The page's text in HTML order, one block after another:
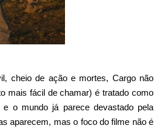
cheio de ação e mortes, Cargo não
mais fácil de chamar) é tratado como
o mundo já parece devastado pela
aparecem, mas o foco do filme não é